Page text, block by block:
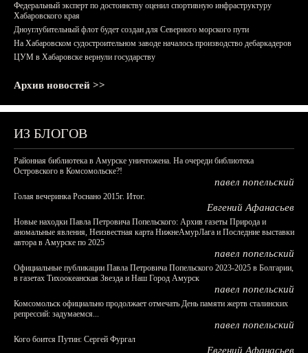
Федеральный эксперт по достоинству оценил спортивную инфраструктуру
Хабаровского края
Дноуглубительный флот будет создан для Северного морского пути
На Хабаровском судостроительном заводе началось производство дебаркадеров
ЦУМ в Хабаровске вернули государству
Архив новостей >>
ИЗ БЛОГОВ
Районная библиотека в Амурске уничтожена. На очереди библиотека
Островского в Комсомольске?!
павел попельский
Голая вечеринка Роснано 2015г. Итог.
Евгений Афанасьев
Новые находки Павла Петровича Попельского: Архив газеты Природа и
аномальные явления, Неизвестная карта НижнеАмурЛага и Последние выставки
автора в Амурске по 2025
павел попельский
Официальные публикации Павла Петровича Попельского 2023-2025 в Болгарии,
в газетах Тихоокеанская Звезда и Наш Город Амурск
павел попельский
Комсомольск официально продолжает отмечать День памяти жертв сталинских
репрессий: задумаемся...
павел попельский
Кого боится Путин: Сергей Фургал
Евгений Афанасьев